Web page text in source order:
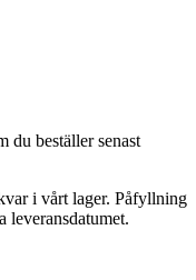
du beställer senast
i vårt lager. Påfyllning
leveransdatumet.